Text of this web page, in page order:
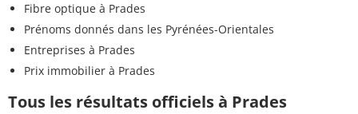
Fibre optique à Prades
Prénoms donnés dans les Pyrénées-Orientales
Entreprises à Prades
Prix immobilier à Prades
Tous les résultats officiels à Prades